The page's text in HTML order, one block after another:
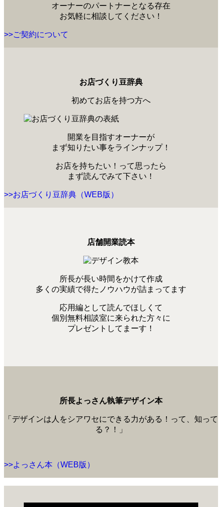
オーナーのパートナーとなる存在
お気軽に相談してください！
>>ご契約について
お店づくり豆辞典
初めてお店を持つ方へ
開業を目指すオーナーが
まず知りたい事をラインナップ！
お店を持ちたい！って思ったら
まず読んでみて下さい！
>>お店づくり豆辞典（WEB版）
店舗開業読本
所長が長い時間をかけて作成
多くの実績で得たノウハウが詰まってます
応用編として読んでほしくて
個別無料相談室に来られた方々に
プレゼントしてまーす！
所長よっさん執筆デザイン本
「デザインは人をシアワセにできる力がある！って、知って
る？！」
>>よっさん本（WEB版）